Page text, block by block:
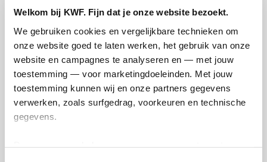
Welkom bij KWF. Fijn dat je onze website bezoekt.
We gebruiken cookies en vergelijkbare technieken om
onze website goed te laten werken, het gebruik van onze
website en campagnes te analyseren en — met jouw
toestemming — voor marketingdoeleinden. Met jouw
toestemming kunnen wij en onze partners gegevens
verwerken, zoals surfgedrag, voorkeuren en technische
gegevens.
Doneer
Lexane's badges